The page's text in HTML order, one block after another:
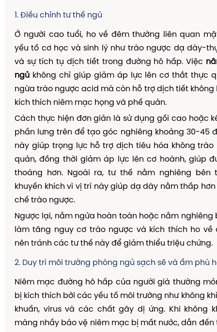
1. Điều chỉnh tư thế ngủ
Ở người cao tuổi, ho về đêm thường liên quan
yếu tố cơ học và sinh lý như trào ngược dạ dày-
và sự tích tụ dịch tiết trong đường hô hấp. Việc
ngủ không chỉ giúp giảm áp lực lên cơ thắt thực
ngừa trào ngược acid mà còn hỗ trợ dịch tiết không
kích thích niêm mạc họng và phế quản.
Cách thực hiện đơn giản là sử dụng gối cao hoặc
phần lưng trên để tạo góc nghiêng khoảng 30-45
này giúp trọng lực hỗ trợ dịch tiêu hóa không trào
quản, đồng thời giảm áp lực lên cơ hoành, giúp
thoáng hơn. Ngoài ra, tư thế nằm nghiêng bên
khuyến khích vì vị trí này giúp dạ dày nằm thấp
chế trào ngược.
Ngược lại, nằm ngửa hoàn toàn hoặc nằm nghiêng
làm tăng nguy cơ trào ngược và kích thích ho về
nên tránh các tư thế này để giảm thiểu triệu chứng.
2. Duy trì môi trường phòng ngủ sạch sẽ và ẩm phù
Niêm mạc đường hô hấp của người già thường
bị kích thích bởi các yếu tố môi trường như không
khuẩn, virus và các chất gây dị ứng. Khi không
màng nhầy bảo vệ niêm mạc bị mất nước, dẫn đến